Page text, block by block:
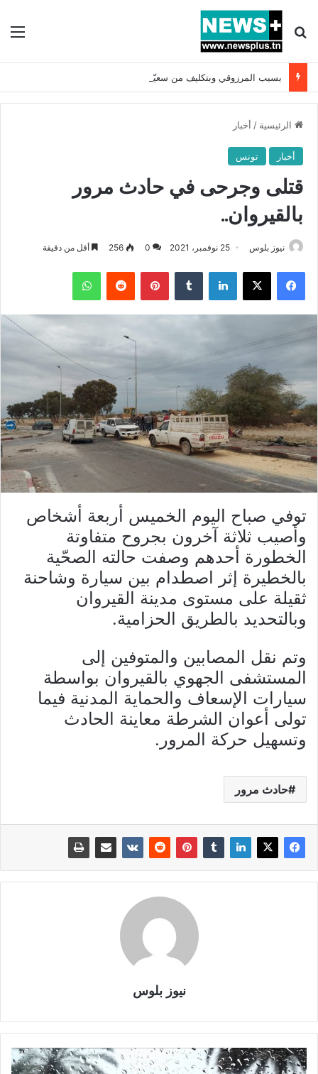
بحث عن
الرئيسية / أخبار
أخبار تونس
قتلى وجرحى في حادث مرور
بالقيروان..
نيوز بلوس 25 نوفمبر، 2021 0
256 أقل من دقيقة
فيسبوك X لينكدإن بينتيريست واتساب
توفي صباح اليوم الخميس أربعة أشخاص
وأصيب ثلاثة آخرون بجروح متفاوتة
الخطورة أحدهم وصفت حالته الصحّية
بالخطيرة إثر اصطدام بين سيارة وشاحنة
ثقيلة على مستوى مدينة القيروان
وبالتحديد بالطريق الحزامية.
وتم نقل المصابين والمتوفين إلى
المستشفى الجهوي بالقيروان بواسطة
سيارات الإسعاف والحماية المدنية فيما
تولى أعوان الشرطة معاينة الحادث
وتسهيل حركة المرور.
حادث مرور
نيوز بلوس